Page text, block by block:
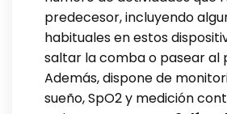
predecesor, incluyendo
habituales en estos
saltar la comba o pasear al
Además, dispone de
sueño, SpO2 y medición